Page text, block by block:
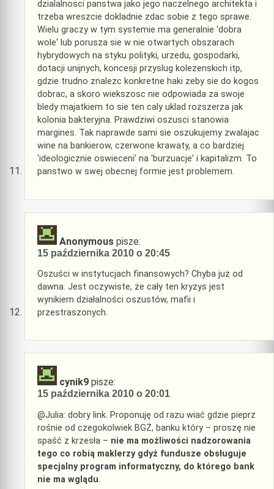
dzialalnosci panstwa jako jego naczelnego architekta i
trzeba wreszcie dokladnie zdac sobie z tego sprawe.
Wielu graczy w tym systemie ma generalnie 'dobra
wole' lub porusza sie w nie otwartych obszarach
hybrydowych na styku polityki, urzedu, gospodarki,
dotacji unijnych, koncesji przyslug kolezenskich itp,
gdzie trudno znalezc konkretne haki zeby sie do kogos
dobrac, a skoro wiekszosc nie odpowiada za swoje
bledy majatkiem to sie ten caly uklad rozszerza jak
kolonia bakteryjna. Prawdziwi oszusci stanowia
margines. Tak naprawde sami sie oszukujemy zwalajac
wine na bankierow, czerwone krawaty, a co bardziej
'ideologicznie oswieceni' na 'burzuacje' i kapitalizm. To
panstwo w swej obecnej formie jest problemem.
Anonymous pisze:
15 października 2010 o 20:45
Oszuści w instytucjach finansowych? Chyba już od
dawna. Jest oczywiste, że cały ten kryzys jest
wynikiem działalności oszustów, mafii i
przestraszonych.
cynik9 pisze:
15 października 2010 o 20:01
@Julia: dobry link. Proponuję od razu wiać gdzie pieprz
rośnie od czegokolwiek BGŻ, banku który – proszę nie
spaść z krzesła – nie ma możliwości nadzorowania
tego co robią maklerzy gdyż fundusze obsługuje
specjalny program informatyczny, do którego bank
nie ma wglądu.